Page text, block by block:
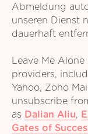
Abmeldung
unseren Dienst
dauerhaft
Leave Me
providers,
Yahoo, Zoho
unsubscribe
as Dalian Aliu,
Gates of